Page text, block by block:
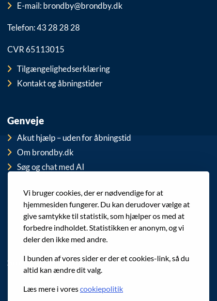
Vi bruger cookies, der er nødvendige for at
hjemmesiden fungerer. Du kan derudover vælge at
give samtykke til statistik, som hjælper os med at
forbedre indholdet. Statistikken er anonym, og vi
deler den ikke med andre.
I bunden af vores sider er der et cookies-link, så du
altid kan ændre dit valg.
Læs mere i vorescookiepolitik
E-mail: brondby@brondby.dk
Telefon: 43 28 28 28
CVR 65113015
Tilgængelighedserklæring
Kontakt og åbningstider
Genveje
Akut hjælp – uden for åbningstid
Om brondby.dk
Søg og chat med AI
EAN-numre
Cookies
Privatlivspolitik (GDPR)
Sociale medier